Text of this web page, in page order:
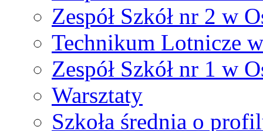
Zespół Szkół nr 2 w
Technikum Lotnicze
Zespół Szkół nr 1 w
Warsztaty
Szkoła średnia o